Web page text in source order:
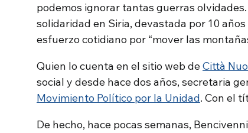
podemos ignorar tantas guerras
solidaridad en Siria, devastada por 10
esfuerzo cotidiano por “mover las
Quien lo cuenta en el sitio web deCittà
social y desde hace dos años, secretaria
Movimiento Político por la Unidad. Con el
De hecho, hace pocas semanas,